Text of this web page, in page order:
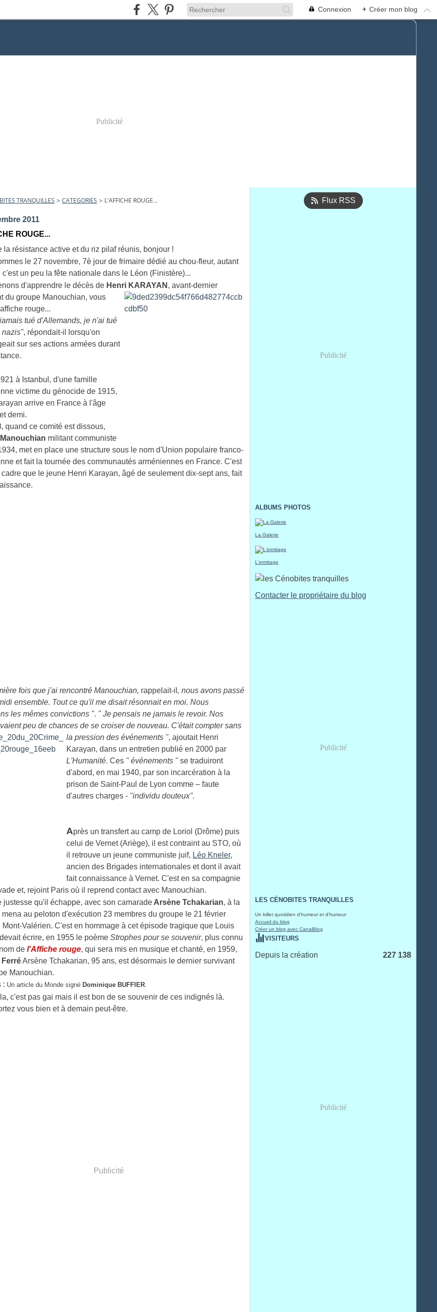
Connexion + Créer mon blog
Publicité
TRANQUILLES > CATEGORIES > L'AFFICHE ROUGE...
2011
ROUGE...
la résistance active et du riz pilaf réunis, bonjour !
le 27 novembre, 7è jour de frimaire dédié au chou-fleur, autant
c'est un peu la fête nationale dans le Léon (Finistère)...
d'apprendre le décès de Henri KARAYAN , avant-dernier
du groupe Manouchian, vous
rouge...
tué d'Allemands, je n'ai tué
nazis", répondait-il lorsqu'on
sur ses actions armées durant
à Istanbul, d'une famille
victime du génocide de 1915,
arrive en France à l'âge
demi.
quand ce comité est dissous,
militant communiste
met en place une structure sous le nom d'Union populaire franco-
et fait la tournée des communautés arméniennes en France. C'est
que le jeune Henri Karayan, âgé de seulement dix-sept ans, fait
fois que j'ai rencontré Manouchian, rappelait-il , nous avons passé
ensemble. Tout ce qu'il me disait résonnait en moi. Nous
les mêmes convictions ". " Je pensais ne jamais le revoir. Nos
peu de chances de se croiser de nouveau. C'était compter sans
la pression des événements ", ajoutait Henri
Karayan, dans un entretien publié en 2000 par
L'Humanité. Ces " événements "se traduiront
d'abord, en mai 1940, par son incarcération à la
prison de Saint-Paul de Lyon comme – faute
d'autres charges - "individu douteux".
Après un transfert au camp de Loriol (Drôme) puis
celui de Vernet (Ariège), il est contraint au STO, où
il retrouve un jeune communiste juif, Léo Kneler,
ancien des Brigades internationales et dont il avait
fait connaissance à Vernet. C'est en sa compagnie
et, rejoint Paris où il reprend contact avec Manouchian.
justesse qu'il échappe, avec son camarade Arsène Tchakarian, à la
mena au peloton d'exécution 23 membres du groupe le 21 février
Mont-Valérien. C'est en hommage à cet épisode tragique que Louis
écrire, en 1955 le poème Strophes pour se souvenir, plus connu
de l'Affiche rouge, qui sera mis en musique et chanté, en 1959,
FerréArsène Tchakarian, 95 ans, est désormais le dernier survivant
Manouchian.
: Un article du Monde signé Dominique BUFFIER.
c'est pas gai mais il est bon de se souvenir de ces indignés là.
vous bien et à demain peut-être.
Publicité
Flux RSS
Publicité
ALBUMS PHOTOS
La Galerie
L'ermitage
Contacter le propriétaire du blog
Publicité
LES CÉNOBITES TRANQUILLES
Un billet quotidien d'humeur et d'humour
Accueil du blog
Créer un blog avec CanalBlog
VISITEURS
Depuis la création 227 138
Publicité